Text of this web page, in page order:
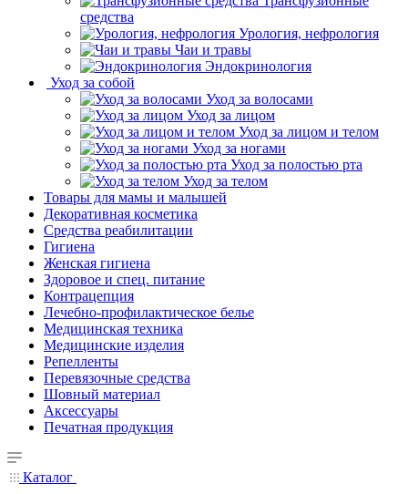
средства
Урология, нефрология
Чаи и травы
Эндокринология
Уход за собой
Уход за волосами
Уход за лицом
Уход за лицом и телом
Уход за ногами
Уход за полостью рта
Уход за телом
Товары для мамы и малышей
Декоративная косметика
Средства реабилитации
Гигиена
Женская гигиена
Здоровое и спец. питание
Контрацепция
Лечебно-профилактическое белье
Медицинская техника
Медицинские изделия
Репелленты
Перевязочные средства
Шовный материал
Аксессуары
Печатная продукция
Каталог